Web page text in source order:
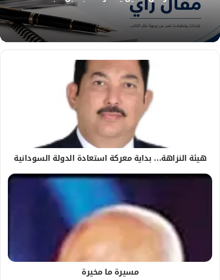
ب
هيئة النزاهة… بداية معركة استعادة الدولة السودانية
مسيرة ما مخيرة